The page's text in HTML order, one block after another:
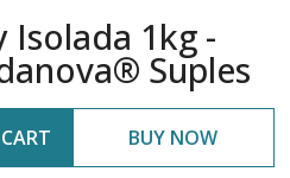
Isolada 1kg -
Suples
BUY NOW